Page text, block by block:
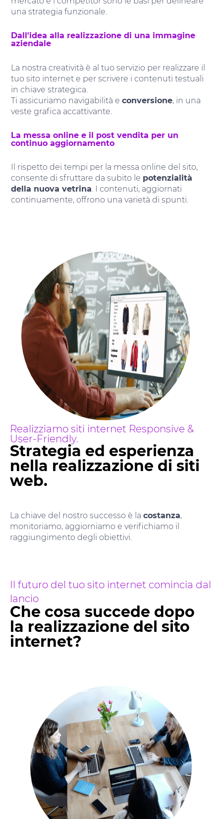
una strategia funzionale.
Dall'idea alla realizzazione di una immagine
aziendale
La nostra creatività è al tuo servizio per realizzare il
tuo sito internet e per scrivere i contenuti testuali
in chiave strategica.
Ti assicuriamo navigabilità econversione, in una
veste grafica accattivante.
La messa online e il post vendita per un
continuo aggiornamento
Il rispetto dei tempi per la messa online del sito,
consente di sfruttare da subito le potenzialità
della nuova vetrina. I contenuti, aggiornati
continuamente, offrono una varietà di spunti.
Realizziamo siti internet Responsive &
User-Friendly.
Strategia ed esperienza
nella realizzazione di siti
web.
La chiave del nostro successo è la costanza,
monitoriamo, aggiorniamo e verifichiamo il
raggiungimento degli obiettivi.
Il futuro del tuo sito internet comincia dal
lancio
Che cosa succede dopo
la realizzazione del sito
internet?